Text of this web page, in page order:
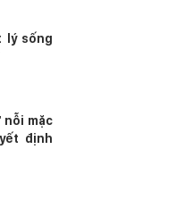
lý sống
nỗi mặc
định